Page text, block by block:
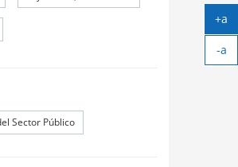
Sector Público
+a
-a